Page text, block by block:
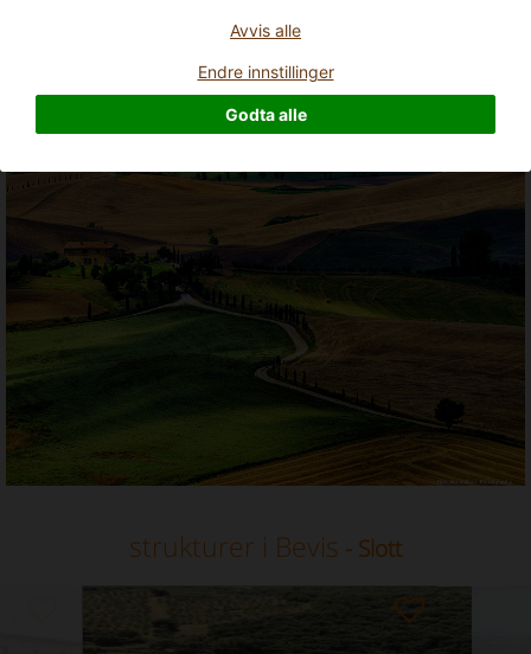
Avvis alle
Endre innstillinger
Godta alle
Slott i italia
strukturer i Bevis - Slott